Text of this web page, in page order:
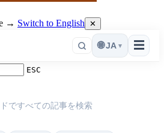
→ Switch to English ✕
☰
🌐 JA ▾
ESC
ですべての記事を検索